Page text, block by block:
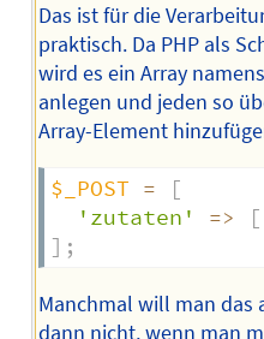
Das ist für die
praktisch. Da PHP als
wird es ein Array namens
anlegen und jeden so
Array-Element
$_POST =
[
'zutaten'
=> [
] ;
Manchmal will man das
dann nicht, wenn man